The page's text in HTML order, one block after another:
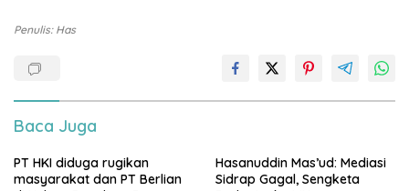
Penulis: Has
Baca Juga
PT HKI diduga rugikan
masyarakat dan PT Berlian
Hasanuddin Mas’ud: Mediasi
Sidrap Gagal, Sengketa